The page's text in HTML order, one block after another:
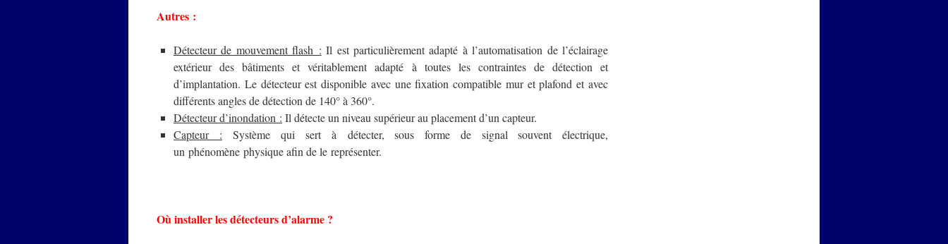
Autres :
Détecteur de mouvement flash : Il est particulièrement adapté à l’automatisation de l’éclairage
extérieur des bâtiments et véritablement adapté à toutes les contraintes de détection et
d’implantation. Le détecteur est disponible avec une fixation compatible mur et plafond et avec
différents angles de détection de 140° à 360°.
Détecteur d’inondation : Il détecte un niveau supérieur au placement d’un capteur.
Capteur : Système qui sert à détecter, sous forme de signal souvent électrique,
un phénomène physique afin de le représenter.
Où installer les détecteurs d’alarme ?